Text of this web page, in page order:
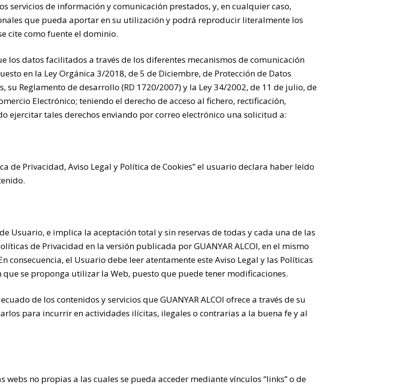
servicios de información y comunicación prestados, y, en cualquier caso,
que pueda aportar en su utilización y podrá reproducir literalmente los
cite como fuente el dominio.
los datos facilitados a través de los diferentes mecanismos de comunicación
en la Ley Orgánica 3/2018, de 5 de Diciembre, de Protección de Datos
su Reglamento de desarrollo (RD 1720/2007) y la Ley 34/2002, de 11 de julio, de
Electrónico; teniendo el derecho de acceso al fichero, rectificación,
ejercitar tales derechos enviando por correo electrónico una solicitud a:
de Privacidad, Aviso Legal y Política de Cookies” el usuario declara haber leído
Usuario, e implica la aceptación total y sin reservas de todas y cada una de las
de Privacidad en la versión publicada por GUANYAR ALCOI, en el mismo
consecuencia, el Usuario debe leer atentamente este Aviso Legal y las Políticas
que se proponga utilizar la Web, puesto que puede tener modificaciones.
de los contenidos y servicios que GUANYAR ALCOI ofrece a través de su
para incurrir en actividades ilícitas, ilegales o contrarias a la buena fe y al
webs no propias a las cuales se pueda acceder mediante vínculos “links” o de